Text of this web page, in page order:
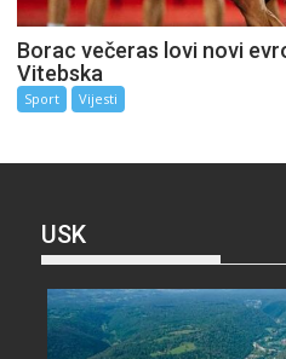
Borac večeras lovi novi
Vitebska
Sport Vijesti
USK